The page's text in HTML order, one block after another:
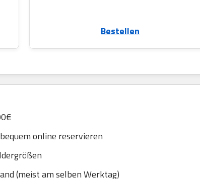
Bestellen
online reservieren
(meist am selben Werktag)